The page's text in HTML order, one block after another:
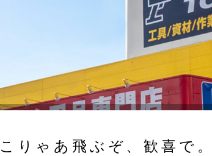
こりゃあ飛ぶぞ、歓喜で。